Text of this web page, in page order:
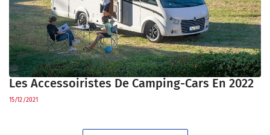
Les Accessoiristes De Camping-Cars En 2022
15/12/2021